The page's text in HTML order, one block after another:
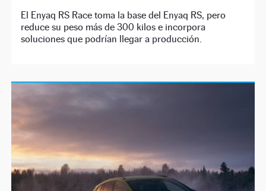
El Enyaq RS Race toma la base del Enyaq RS, pero
reduce su peso más de 300 kilos e incorpora
soluciones que podrían llegar a producción.